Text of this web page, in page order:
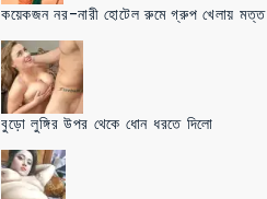
কয়েকজন নর-নারী হোটেল রুমে গ্রুপ খেলায় মত্ত
বুড়ো লুঙ্গির উপর থেকে ধোন ধরতে দিলো